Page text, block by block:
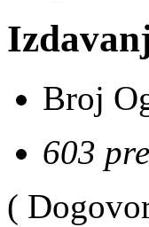
Broj
603
(